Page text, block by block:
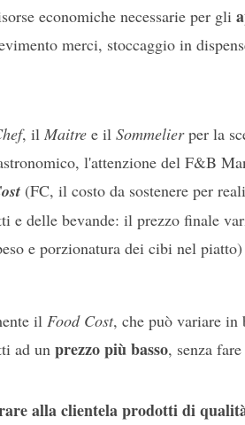
economiche necessarie per gli
merci, stoccaggio in
, il Maitree il Sommelierper la
l'attenzione del F&B
(FC, il costo da sostenere per
e delle bevande: il prezzo finale
e porzionatura dei cibi nel
il Food Cost, che può variare in
ad un prezzo più basso, senza
alla clientela prodotti di